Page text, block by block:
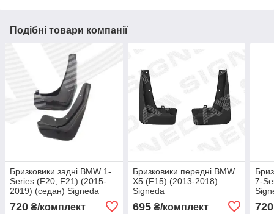
Подібні товари компанії
Бризковики задні BMW 1-
Series (F20, F21) (2015-
2019) (седан) Signeda
720 ₴/комплект
Бризковики передні BMW
X5 (F15) (2013-2018)
Signeda
695₴/комплект
7-
720